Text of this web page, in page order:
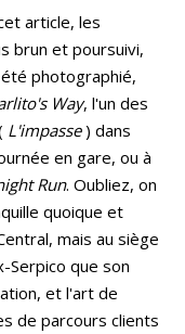
article, les
brun et poursuivi,
photographié,
Way, l'un des
L'impasse) dans
en gare, ou à
Run. Oubliez, on
quoique et
mais au siège
Serpico que son
et l'art de
de parcours clients